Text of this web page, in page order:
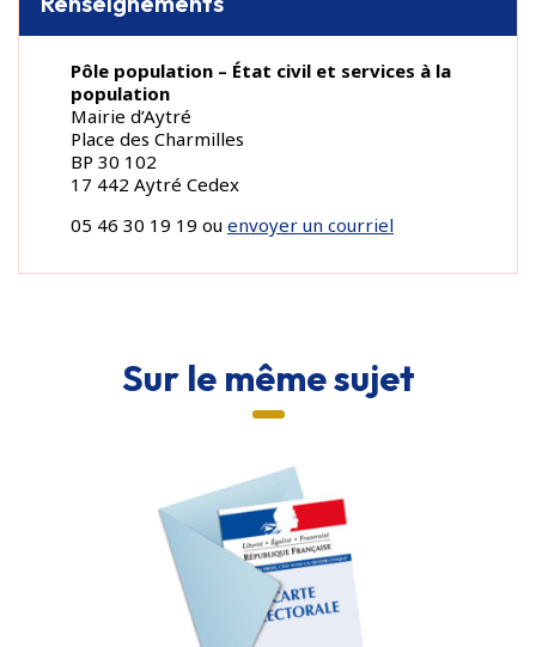
Pôle population – État civil et services à la
population
Mairie d’Aytré
Place des Charmilles
BP 30 102
17 442 Aytré Cedex
05 46 30 19 19 ou envoyer un courriel
Sur le même sujet